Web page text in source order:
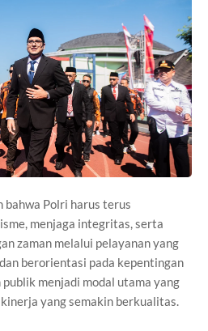
bahwa Polri harus terus
menjaga integritas, serta
zaman melalui pelayanan yang
berorientasi pada kepentingan
menjadi modal utama yang
yang semakin berkualitas.